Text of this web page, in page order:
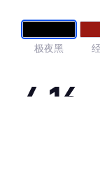
极夜黑
4.16